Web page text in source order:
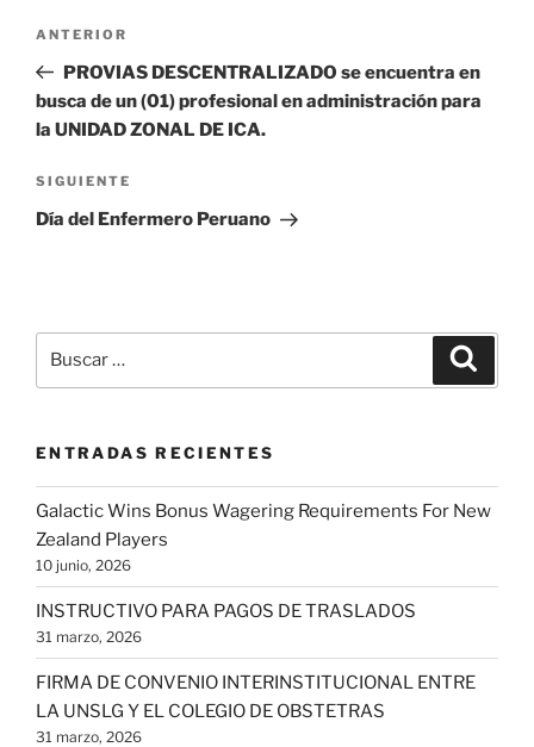
entradas
Entrada
anterior:
ANTERIOR
PROVIAS DESCENTRALIZADO se encuentra en
busca de un (01) profesional en administración para
la UNIDAD ZONAL DE ICA.
Siguiente
entrada
SIGUIENTE
Día del Enfermero Peruano
por:
ENTRADAS RECIENTES
Galactic Wins Bonus Wagering Requirements For New
Zealand Players
10 junio, 2026
INSTRUCTIVO PARA PAGOS DE TRASLADOS
31 marzo, 2026
FIRMA DE CONVENIO INTERINSTITUCIONAL ENTRE
LA UNSLG Y EL COLEGIO DE OBSTETRAS
31 marzo, 2026